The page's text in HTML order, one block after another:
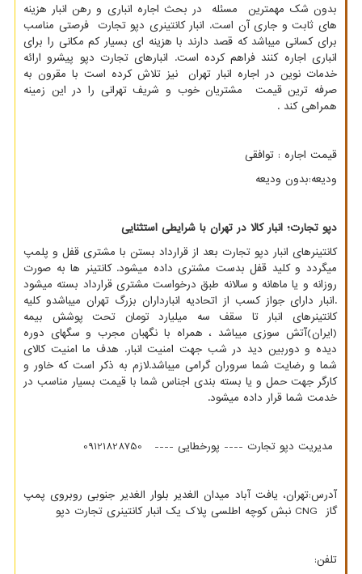
بدون شک مهمترین مسئله در بحث اجاره انباری و رهن انبار هزینه
های ثابت و جاری آن است. انبار کانتینری دپو تجارت فرصتی مناسب
برای کسانی میباشد که قصد دارند با هزینه ای بسیار کم مکانی را برای
انباری اجاره کنند فراهم کرده است. انبارهای تجارت دپو پیشرو ارائه
خدمات نوین در اجاره انبار تهران نیز تلاش کرده است با مقرون به
صرفه ترین قیمت مشتریان خوب و شریف تهرانی را در این زمینه
همراهی کند .
قیمت اجاره : توافقی
ودیعه:بدون ودیعه
دپو تجارت؛ انبار کالا در تهران با شرایطی استثنایی
کانتینرهای انبار دپو تجارت بعد از قرارداد بستن با مشتری قفل و پلمپ
میگردد و کلید قفل بدست مشتری داده میشود. کانتینر ها به صورت
روزانه و یا ماهانه و سالانه طبق درخواست مشتری قرارداد بسته میشود
.انبار دارای جواز کسب از اتحادیه انبارداران بزرگ تهران میباشدو کلیه
کانتینرهای انبار تا سقف سه میلیارد تومان تحت پوشش بیمه
(ایران)آتش سوزی میباشد ، همراه با نگهبان مجرب و سگهای دوره
دیده و دوربین دید در شب جهت امنیت انبار. هدف ما امنیت کالای
شما و رضایت شما سروران گرامی میباشد.لازم به ذکر است که خاور و
کارگر جهت حمل و یا بسته بندی اجناس شما با قیمت بسیار مناسب در
خدمت شما قرار داده میشود.
مدیریت دپو تجارت ---- پورخطایی ---- 09121828750
آدرس:تهران، یافت آباد میدان الغدیر بلوار الغدیر جنوبی روبروی پمپ
گاز CNG نبش کوچه اطلسی پلاک یک انبار کانتینری تجارت دپو
تلفن: